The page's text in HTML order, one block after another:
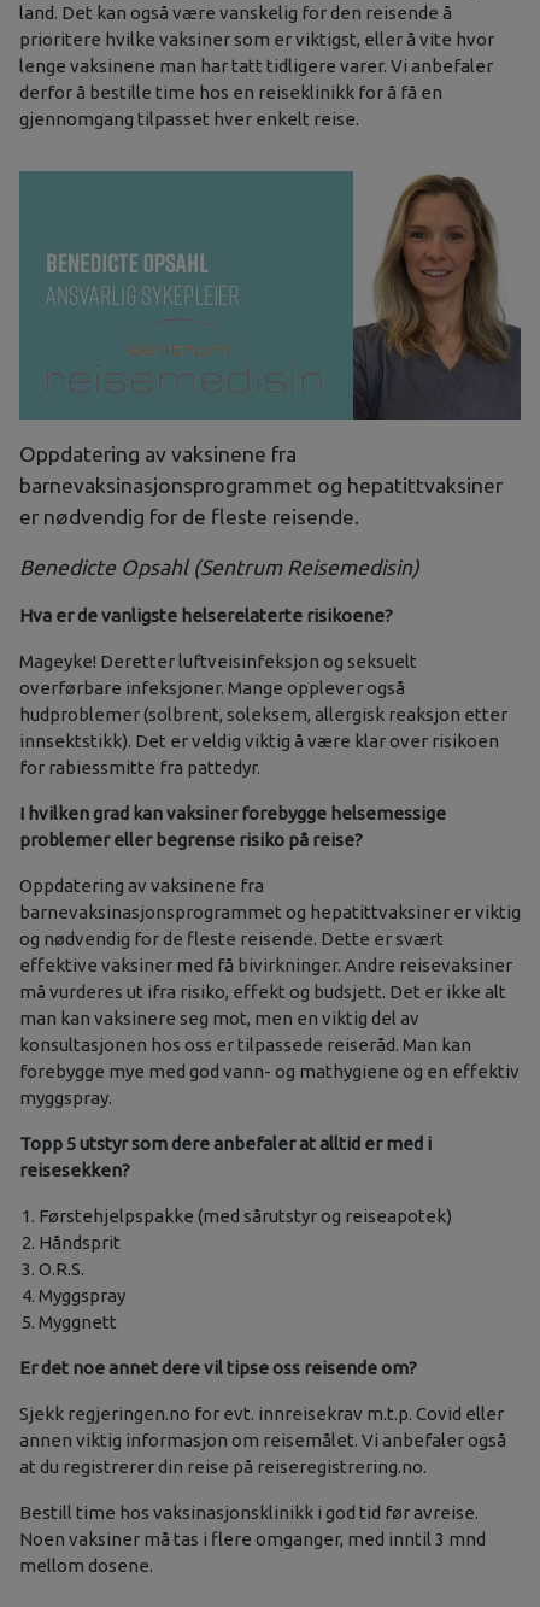
land. Det kan også være vanskelig for den reisende å
prioritere hvilke vaksiner som er viktigst, eller å vite hvor
lenge vaksinene man har tatt tidligere varer. Vi anbefaler
derfor å bestille time hos en reiseklinikk for å få en
gjennomgang tilpasset hver enkelt reise.
Oppdatering av vaksinene fra
barnevaksinasjonsprogrammet og hepatittvaksiner
er nødvendig for de fleste reisende.
Benedicte Opsahl (Sentrum Reisemedisin)
Hva er de vanligste helserelaterte risikoene?
Mageyke! Deretter luftveisinfeksjon og seksuelt
overførbare infeksjoner. Mange opplever også
hudproblemer (solbrent, soleksem, allergisk reaksjon etter
innsektstikk). Det er veldig viktig å være klar over risikoen
for rabiessmitte fra pattedyr.
I hvilken grad kan vaksiner forebygge helsemessige
problemer eller begrense risiko på reise?
Oppdatering av vaksinene fra
barnevaksinasjonsprogrammet og hepatittvaksiner er viktig
og nødvendig for de fleste reisende. Dette er svært
effektive vaksiner med få bivirkninger. Andre reisevaksiner
må vurderes ut ifra risiko, effekt og budsjett. Det er ikke alt
man kan vaksinere seg mot, men en viktig del av
konsultasjonen hos oss er tilpassede reiseråd. Man kan
forebygge mye med god vann- og mathygiene og en effektiv
myggspray.
Topp 5 utstyr som dere anbefaler at alltid er med i
reisesekken?
Førstehjelpspakke (med sårutstyr og reiseapotek)
Håndsprit
O.R.S.
Myggspray
Myggnett
Er det noe annet dere vil tipse oss reisende om?
Sjekk regjeringen.no for evt. innreisekrav m.t.p. Covid eller
annen viktig informasjon om reisemålet. Vi anbefaler også
at du registrerer din reise på reiseregistrering.no.
Bestill time hos vaksinasjonsklinikk i god tid før avreise.
Noen vaksiner må tas i flere omganger, med inntil 3 mnd
mellom dosene.